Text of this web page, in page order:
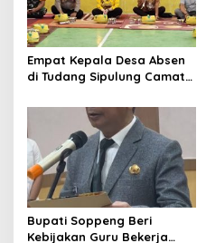
Empat Kepala Desa Absen
di Tudang Sipulung Camat
Tuai Tanda Tanya
Bupati Soppeng Beri
Kebijakan Guru Bekerja